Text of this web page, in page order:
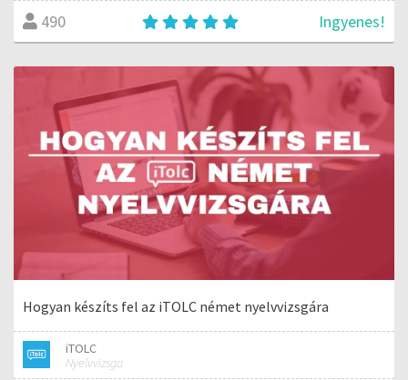
490 Ingyenes!
Hogyan készíts fel az iTOLC német nyelvvizsgára
iTOLC
Nyelvvizsga